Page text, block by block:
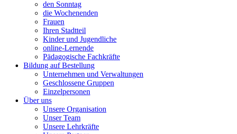
den Sonntag
die Wochenenden
Frauen
Ihren Stadtteil
Kinder und Jugendliche
online-Lernende
Pädagogische Fachkräfte
Bildung auf Bestellung
Unternehmen und Verwaltungen
Geschlossene Gruppen
Einzelpersonen
Über uns
Unsere Organisation
Unser Team
Unsere Lehrkräfte